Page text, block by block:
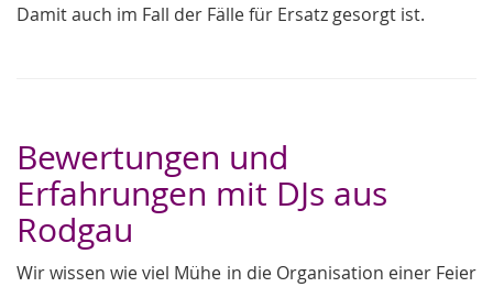
Damit auch im Fall der Fälle für Ersatz gesorgt ist.
Bewertungen und
Erfahrungen mit DJs aus
Rodgau
Wir wissen wie viel Mühe in die Organisation einer Feier